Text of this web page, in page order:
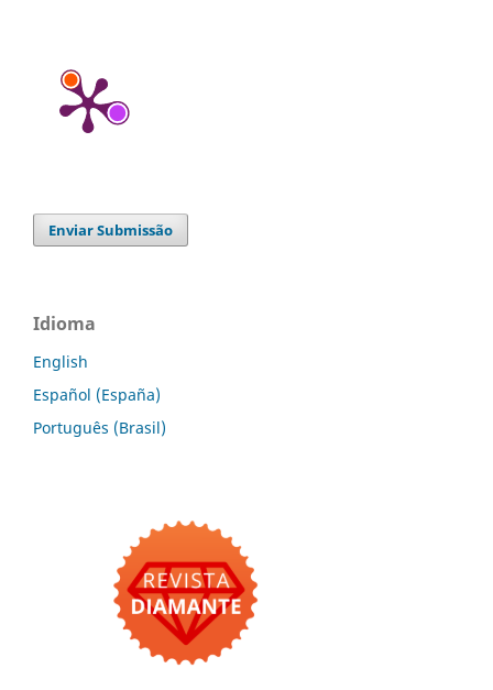
Enviar Submissão
Idioma
English
Español (España)
Português (Brasil)